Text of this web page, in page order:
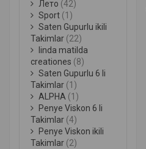
Лето (42)
Sport (1)
Saten Gupurlu ikili
Takimlar (22)
linda matilda
creationes (8)
Saten Gupurlu 6 li
Takimlar (1)
ALPHA (1)
Penye Viskon 6 li
Takimlar (4)
Penye Viskon ikili
Takimlar (2)